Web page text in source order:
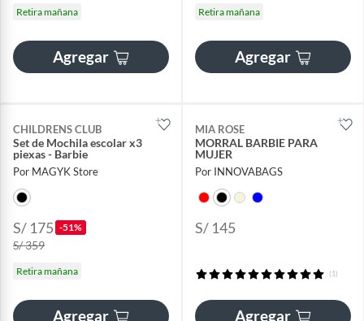
Retira mañana
Agregar
Retira mañana
Agregar
CHILDRENS CLUB
Set de Mochila escolar x3
piexas - Barbie
Por MAGYK Store
S/ 175 -51%
S/ 359
Retira mañana
Agregar
MIA ROSE
MORRAL BARBIE PARA
MUJER
Por INNOVABAGS
S/ 145
(1)
Agregar